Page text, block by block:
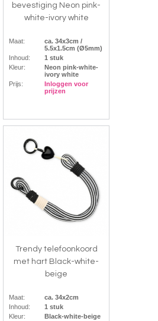
bevestiging Neon pink-
white-ivory white
Maat:
ca. 34x3cm /
5.5x1.5cm (Ø5mm)
Inhoud:
1 stuk
Kleur:
Neon pink-white-
ivory white
Prijs:
Inloggen voor
prijzen
Trendy telefoonkoord
met hart Black-white-
beige
Maat:
ca. 34x2cm
Inhoud:
1 stuk
Kleur:
Black-white-beige